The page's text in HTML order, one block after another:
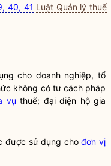
40, 41 Luật Quản lý thuế
cho doanh nghiệp, tổ
không có tư cách pháp
vụ thuế; đại diện hộ gia
được sử dụng chođơn vị